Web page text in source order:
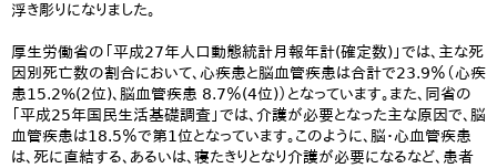
浮き彫りになりました。
厚生労働省の「平成27年人口動態統計月報年計(確定数)」では、主な死
因別死亡数の割合において、心疾患と脳血管疾患は合計で23.9％（心疾
患15.2%(2位)、脳血管疾患 8.7％(4位)）となっています。また、同省の
「平成25年国民生活基礎調査」では、介護が必要となった主な原因で、脳
血管疾患は18.5％で第1位となっています。このように、脳・心血管疾患
は、死に直結する、あるいは、寝たきりとなり介護が必要になるなど、患者